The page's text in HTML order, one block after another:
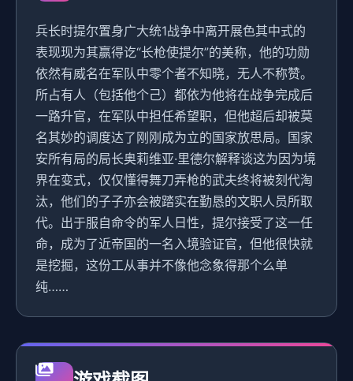
兵长时提尔置身广大统1战争中离开展色其中式的
表现现为其赢得讫“长枪使提尔”的美称，他的功勋
依然有威名在军队中零个者不知晓，无人不称赞。
所占有人（包括他个己）都依为他将在战争完成后
一路升官，在军队中担任希望职，但他超后却被莫
名其妙的调度达了刚刚成为立的国家放思局。国家
安所有局的局长奥莉维亚·里德尔解释谈这为因为境
界在变式，仅仅懂得舞刀弄枪的武夫终将被刻代淘
汰，他们的子子亦会被踏实在勤恳的文职人员所取
代。出于服自命令的军人日性，提尔接受了这一任
命，成为了近帝国的一名入境验证官，但他很快就
是挖掘，这份工从事并不像他念象得那个么单
纯……